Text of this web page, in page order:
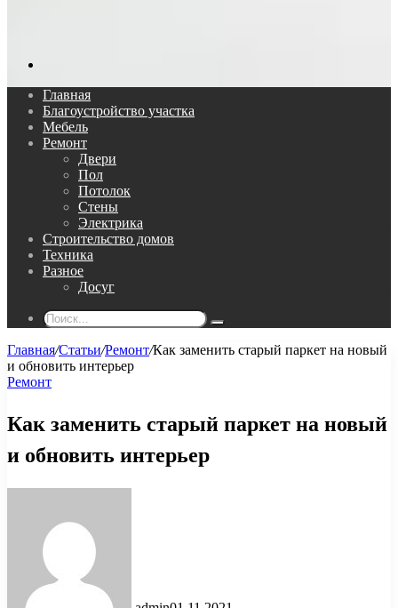
Главная
Благоустройство участка
Мебель
Ремонт
Двери
Пол
Потолок
Стены
Электрика
Строительство домов
Техника
Разное
Досуг
Поиск...
Главная/Статьи/Ремонт/Как заменить старый паркет на новый
и обновить интерьер
Ремонт
Как заменить старый паркет на новый
и обновить интерьер